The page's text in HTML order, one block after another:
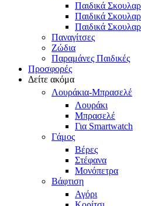
Παιδικά
Παιδικά
Παιδικά
Παναγίτσες
Ζώδια
Παραμάνες Παιδικές
Προσφορές
Δείτε ακόμα
Λουράκια-Μπρασελέ
Λουράκι
Μπρασελέ
Για Smartwatch
Γάμος
Βέρες
Στέφανα
Μονόπετρα
Βάφτιση
Αγόρι